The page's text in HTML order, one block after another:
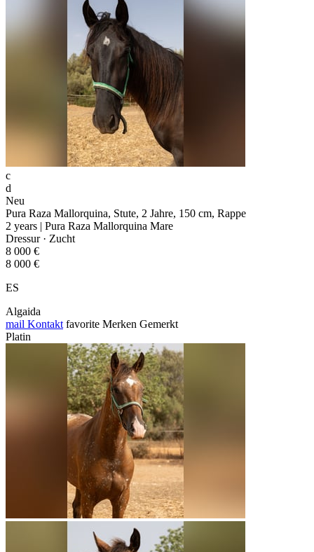
c
d
Neu
Pura Raza Mallorquina, Stute, 2 Jahre, 150 cm, Rappe
2 years | Pura Raza Mallorquina Mare
Dressur · Zucht
8 000 €
8 000 €
ES
Algaida
mail Kontakt favorite Merken Gemerkt
Platin